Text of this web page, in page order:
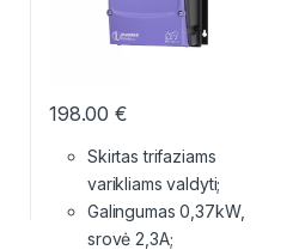
198.00€
Skirtas trifaziams
varikliams valdyti;
Galingumas 0,37kW,
srovė 2,3A;